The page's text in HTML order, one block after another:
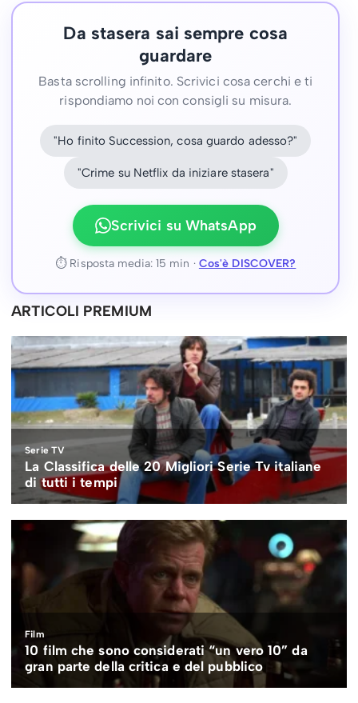
Da stasera sai sempre cosa
guardare
Basta scrolling infinito. Scrivici cosa cerchi e ti
rispondiamo noi con consigli su misura.
"Ho finito Succession, cosa guardo adesso?"
"Crime su Netflix da iniziare stasera"
Scrivici su WhatsApp
⏱ Risposta media: 15 min · Cos'è DISCOVER?
ARTICOLI PREMIUM